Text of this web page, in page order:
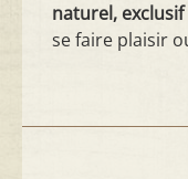
naturel,
se faire plaisir